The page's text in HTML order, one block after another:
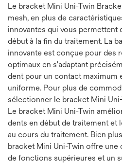
Le bracket Mini Uni-Twin
mesh, en plus de
innovantes qui vous permettent
début à la fin du traitement. La
innovante est conçue pour des
optimaux en s'adaptant
dent pour un contact maximum
uniforme. Pour plus de
sélectionner le bracket Mini
Le bracket Mini Uni-Twin
dents en début de traitement et
au cours du traitement. Bien
bracket Mini Uni-Twin offre une
de fonctions supérieures et un